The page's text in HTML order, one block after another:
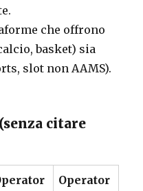
che offrono
basket) sia
slot non AAMS).
citare
Operator